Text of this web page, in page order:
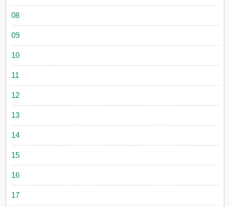
08
09
10
11
12
13
14
15
16
17